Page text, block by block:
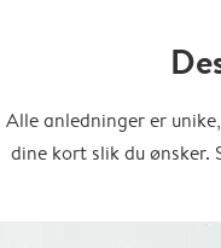
Alle anledninger er
dine kort slik du